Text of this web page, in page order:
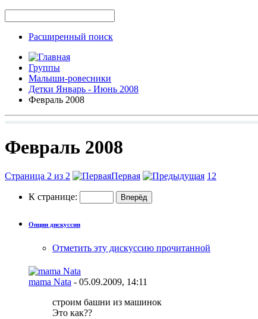
Расширенный поиск
Группы
Малыши-ровесники
Детки Январь - Июнь 2008
Февраль 2008
Февраль 2008
Страница 2 из 2 Первая 12
К странице:
Опции дискуссии
Отметить эту дискуссию прочитанной
mama Nata - 05.09.2009, 14:11
строим башни из машинок
Это как??